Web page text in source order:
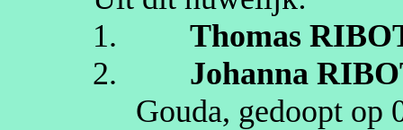
1.
Thomas
2.
Johanna
Gouda, gedoopt op